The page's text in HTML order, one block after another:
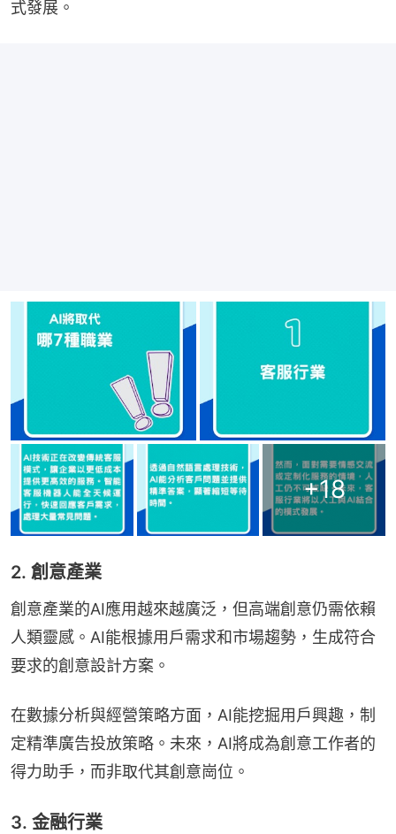
式發展。
+18
2. 創意產業
創意產業的AI應用越來越廣泛，但高端創意仍需依賴
人類靈感。AI能根據用戶需求和市場趨勢，生成符合
要求的創意設計方案。
在數據分析與經營策略方面，AI能挖掘用戶興趣，制
定精準廣告投放策略。未來，AI將成為創意工作者的
得力助手，而非取代其創意崗位。
3. 金融行業